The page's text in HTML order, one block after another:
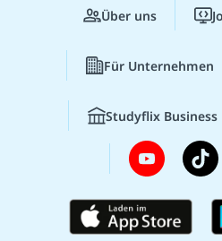
Über uns
Für Unternehmen
Studyflix Business